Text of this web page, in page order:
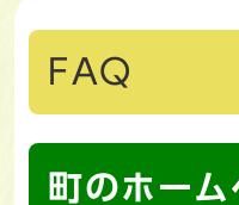
FAQ
町のホー